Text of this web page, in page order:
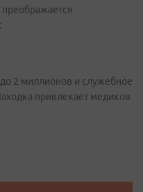
преображается
2 миллионов и служебное
привлекает медиков